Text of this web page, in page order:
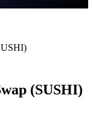
(SUSHI)